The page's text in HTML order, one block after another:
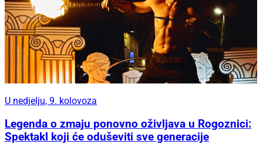
U nedjelju, 9. kolovoza
Legenda o zmaju ponovno oživljava u Rogoznici:
Spektakl koji će oduševiti sve generacije